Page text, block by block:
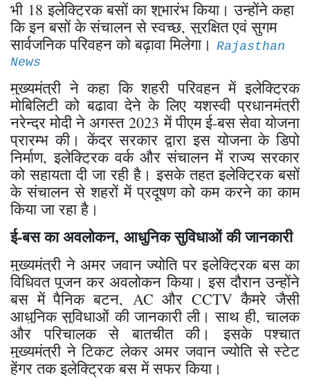
भी 18 इलेक्ट्रिक बसों का शुभारंभ किया। उन्होंने कहा
कि इन बसों के संचालन से स्वच्छ, सुरक्षित एवं सुगम
सार्वजनिक परिवहन को बढ़ावा मिलेगा। Rajasthan
News
मुख्यमंत्री ने कहा कि शहरी परिवहन में इलेक्ट्रिक
मोबिलिटी को बढ़ावा देने के लिए यशस्वी प्रधानमंत्री
नरेन्द्र मोदी ने अगस्त 2023 में पीएम ई-बस सेवा योजना
प्रारम्भ की। केंद्र सरकार द्वारा इस योजना के डिपो
निर्माण, इलेक्ट्रिक वर्क और संचालन में राज्य सरकार
को सहायता दी जा रही है। इसके तहत इलेक्ट्रिक बसों
के संचालन से शहरों में प्रदूषण को कम करने का काम
किया जा रहा है।
ई-बस का अवलोकन, आधुनिक सुविधाओं की जानकारी
मुख्यमंत्री ने अमर जवान ज्योति पर इलेक्ट्रिक बस का
विधिवत पूजन कर अवलोकन किया। इस दौरान उन्होंने
बस में पैनिक बटन, AC और CCTV कैमरे जैसी
आधुनिक सुविधाओं की जानकारी ली। साथ ही, चालक
और परिचालक से बातचीत की। इसके पश्चात
मुख्यमंत्री ने टिकट लेकर अमर जवान ज्योति से स्टेट
हेंगर तक इलेक्ट्रिक बस में सफर किया।